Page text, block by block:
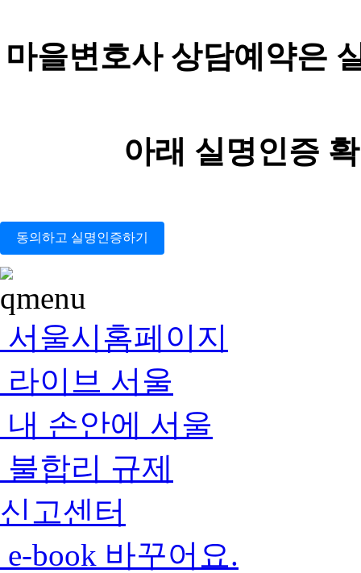
마을변호사 상담예약은
아래 실명인증
동의하고 실명인증하기
서울시홈페이지
라이브 서울
내 손안에 서울
불합리 규제
신고센터
e-book 바꾸어요.